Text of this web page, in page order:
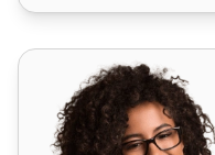
Placetel